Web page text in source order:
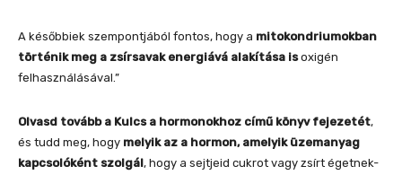
A későbbiek szempontjából fontos, hogy a mitokondriumokban
történik meg a zsírsavak energiává alakítása isoxigén
felhasználásával.”
Olvasd tovább a Kulcs a hormonokhoz című könyv fejezetét,
és tudd meg, hogy melyik az a hormon, amelyik üzemanyag
kapcsolóként szolgál, hogy a sejtjeid cukrot vagy zsírt égetnek-